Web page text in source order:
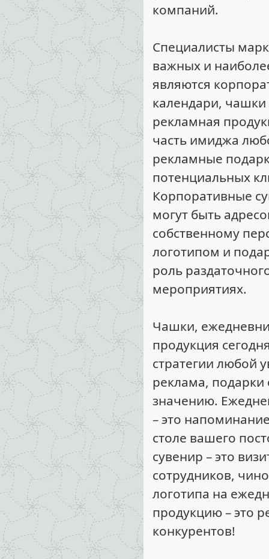
компаний.
Специалисты
важных и
являются
календари, чашки
рекламная
часть имиджа
рекламные
потенциальных
Корпоративные
могут быть
собственному
логотипом и
роль
мероприятиях.
Чашки,
продукция
стратегии любой
реклама, подарки
значению.
– это
столе вашего
сувенир – это
сотрудников,
логотипа на
продукцию – это
конкурентов!